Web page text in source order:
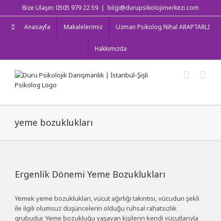
to
content
Bize Ulaşın: 0505 979 22 59 | bilgi@durupsikolojimerkezi.com
Anasayfa Makalelerimiz Uzman Psikolog Nihal ARAPTARLI
Hakkımızda
yeme bozuklukları
Ergenlik Dönemi Yeme Bozuklukları
Yemek yeme bozuklukları, vücut ağırlığı takıntısı, vücudun şekli
ile ilgili olumsuz düşüncelerin olduğu ruhsal rahatsızlık
grubudur. Yeme bozukluğu yaşayan kişilerin kendi vücutlarıyla